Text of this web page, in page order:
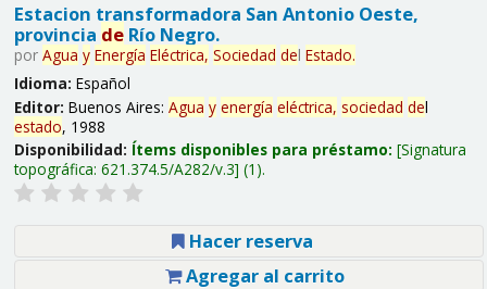
Estacion transformadora San Antonio Oeste,
provincia deRío Negro.
por Agua y Energía Eléctrica, Sociedad del Estado.
Idioma: Español
Editor: Buenos Aires: Agua y energía eléctrica, sociedad del
estado, 1988
Disponibilidad: Ítems disponibles para préstamo: Signatura
topográfica: 621.374.5/A282/v.3 (1).
Hacer reserva
Agregar al carrito